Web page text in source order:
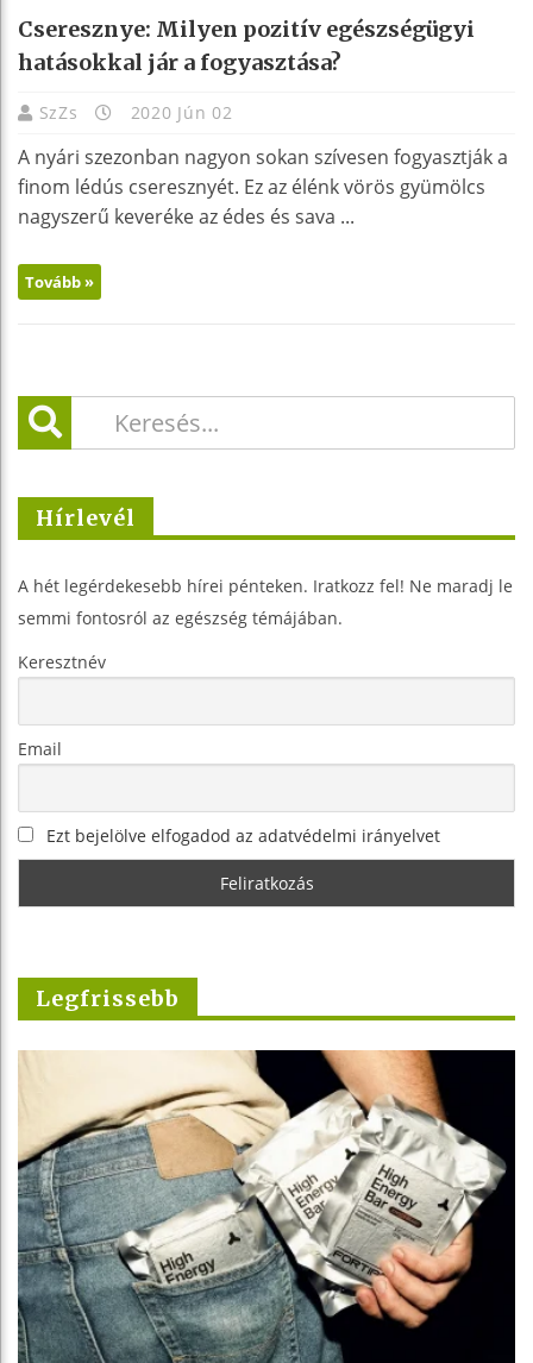
Cseresznye: Milyen pozitív egészségügyi
hatásokkal jár a fogyasztása?
SzZs 2020 Jún 02
A nyári szezonban nagyon sokan szívesen fogyasztják a
finom lédús cseresznyét. Ez az élénk vörös gyümölcs
nagyszerű keveréke az édes és sava ...
Tovább »
Hírlevél
A hét legérdekesebb hírei pénteken. Iratkozz fel! Ne maradj le
semmi fontosról az egészség témájában.
Keresztnév
Email
Ezt bejelölve elfogadod az adatvédelmi irányelvet
Legfrissebb